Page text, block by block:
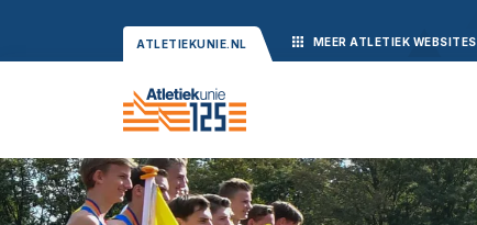
ATLETIEKUNIE.NL MEER ATLETIEK WEBSITES